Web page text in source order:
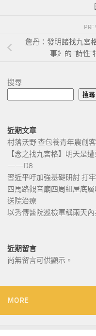
詹丹：發明諸找九宮
事》的 “詩性
搜尋
搜尋
近期文章
村落沃野 查包養青年農創
【念之找九宮格】明天
——D8
習近平吁加強基礎研討 打
四馬路觀音廟四周組屋底
送院治療
以秀傳醫院巡檢軍稱兩天
近期留言
尚無留言可供顯示。
MORE